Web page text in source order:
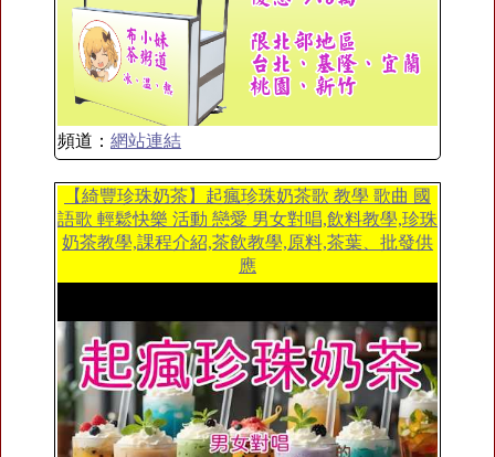
頻道： 網站連結
【綺豐珍珠奶茶】起瘋珍珠奶茶歌 教學 歌曲 國
語歌 輕鬆快樂 活動 戀愛 男女對唱,飲料教學,珍珠
奶茶教學,課程介紹,茶飲教學,原料,茶葉、批發供
應